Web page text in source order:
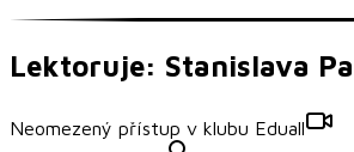
Lektoruje: Stanislava
Neomezený přístup v klubu Eduall